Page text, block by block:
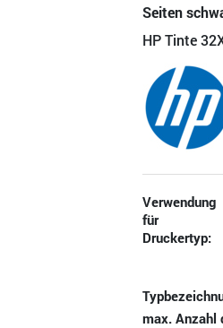
Seiten
HP Tinte
Verwendung
für
Druckertyp:
max. Anzahl